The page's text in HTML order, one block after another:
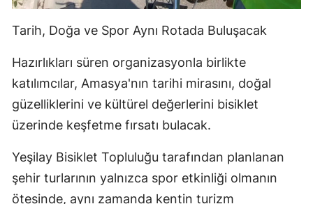
Tarih, Doğa ve Spor Aynı Rotada Buluşacak
Hazırlıkları süren organizasyonla birlikte
katılımcılar, Amasya'nın tarihi mirasını, doğal
güzelliklerini ve kültürel değerlerini bisiklet
üzerinde keşfetme fırsatı bulacak.
Yeşilay Bisiklet Topluluğu tarafından planlanan
şehir turlarının yalnızca spor etkinliği olmanın
ötesinde, aynı zamanda kentin turizm